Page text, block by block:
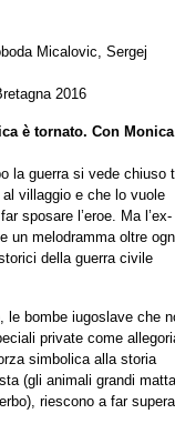
Micalovic, Sergej
2016
è tornato. Con Monica
la guerra si vede chiuso
villaggio e che lo vuole
sposare l’eroe. Ma l’ex-
un melodramma oltre
della guerra civile
le bombe iugoslave che
private come
simbolica alla storia
(gli animali grandi
riescono a far